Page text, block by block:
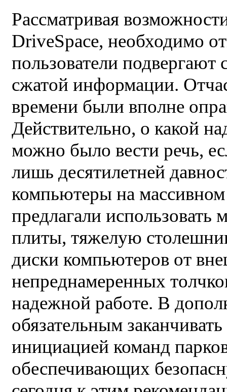
Рассматривая
DriveSpace, необходимо
пользователи
сжатой информации.
времени были вполне
Действительно, о какой
можно было вести речь,
лишь десятилетней
компьютеры на
предлагали
плиты, тяжелую
диски компьютеров от
непреднамеренных
надежной работе. В
обязательным
инициацией команд
обеспечивающих